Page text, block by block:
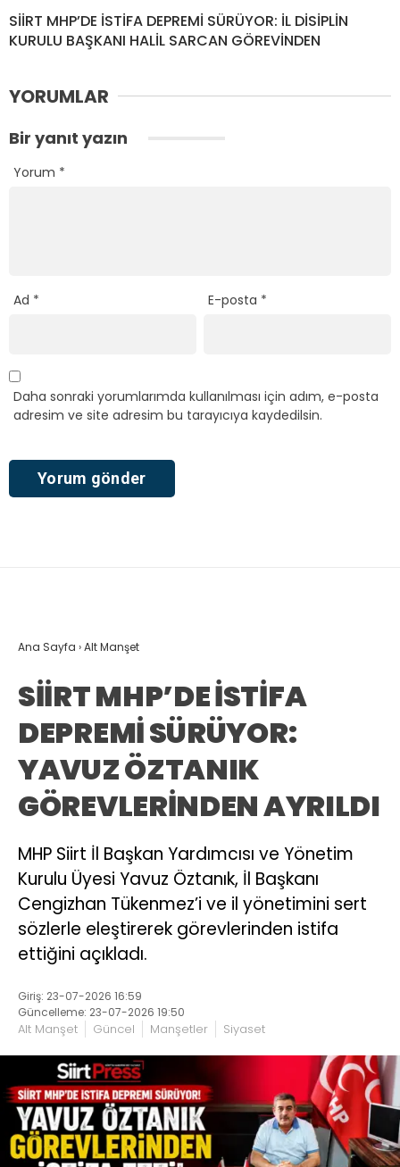
SİİRT MHP’DE İSTİFA DEPREMİ SÜRÜYOR: İL DİSİPLİN
KURULU BAŞKANI HALİL SARCAN GÖREVİNDEN
YORUMLAR
Bir yanıt yazın
Yorum *
Ad * E-posta *
Daha sonraki yorumlarımda kullanılması için adım, e-posta
adresim ve site adresim bu tarayıcıya kaydedilsin.
Ana Sayfa ›Alt Manşet
SİİRT MHP’DE İSTİFA
DEPREMİ SÜRÜYOR:
YAVUZ ÖZTANIK
GÖREVLERİNDEN AYRILDI
MHP Siirt İl Başkan Yardımcısı ve Yönetim
Kurulu Üyesi Yavuz Öztanık, İl Başkanı
Cengizhan Tükenmez’i ve il yönetimini sert
sözlerle eleştirerek görevlerinden istifa
ettiğini açıkladı.
Giriş: 23-07-2026 16:59
Güncelleme: 23-07-2026 19:50
Alt Manşet Güncel Manşetler Siyaset